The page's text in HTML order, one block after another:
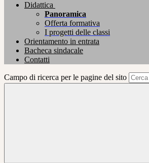
Didattica
Panoramica
Offerta formativa
I progetti delle classi
Orientamento in entrata
Bacheca sindacale
Contatti
Campo di ricerca per le pagine del sito